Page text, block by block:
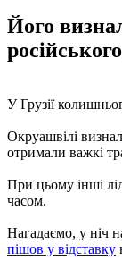
Його
У Грузії
Окруашвілі
отримали важкі
При цьому інші
часом.
Нагадаємо, у ніч
пішов у відставку